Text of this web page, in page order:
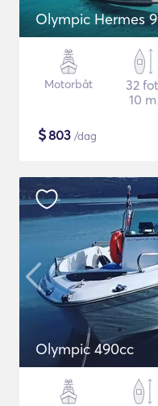
Olympic Hermes
Motorbåt
32 fot
10 m
$803 /dag
Olympic 490cc